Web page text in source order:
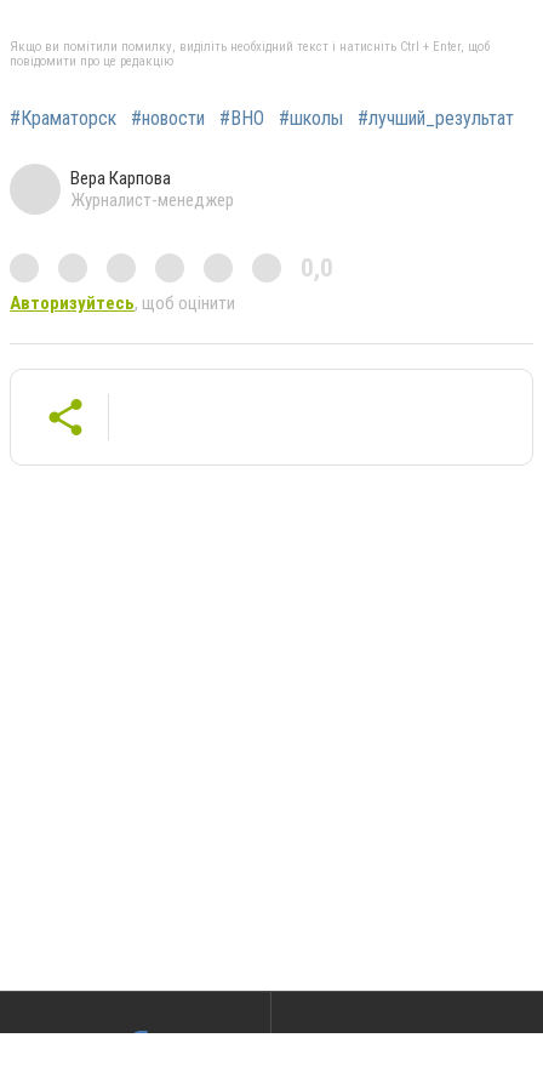
Якщо ви помітили помилку, виділіть необхідний текст і натисніть Ctrl + Enter, щоб
повідомити про це редакцію
#Краматорск #новости #ВНО #школы #лучший_результат
Вера Карпова
Журналист-менеджер
0,0
Авторизуйтесь, щоб оцінити